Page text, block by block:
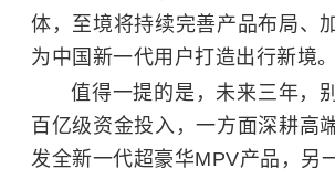
体，至境将持续完善产品布局、
为中国新一代用户打造出行新境。
值得一提的是，未来三年，
百亿级资金投入，一方面深耕高
发全新一代超豪华MPV产品，另